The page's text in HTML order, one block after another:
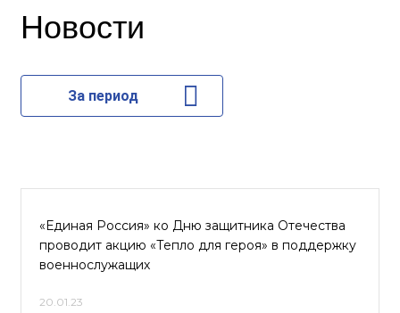
Новости
За период
«Единая Россия» ко Дню защитника Отечества
проводит акцию «Тепло для героя» в поддержку
военнослужащих
20.01.23